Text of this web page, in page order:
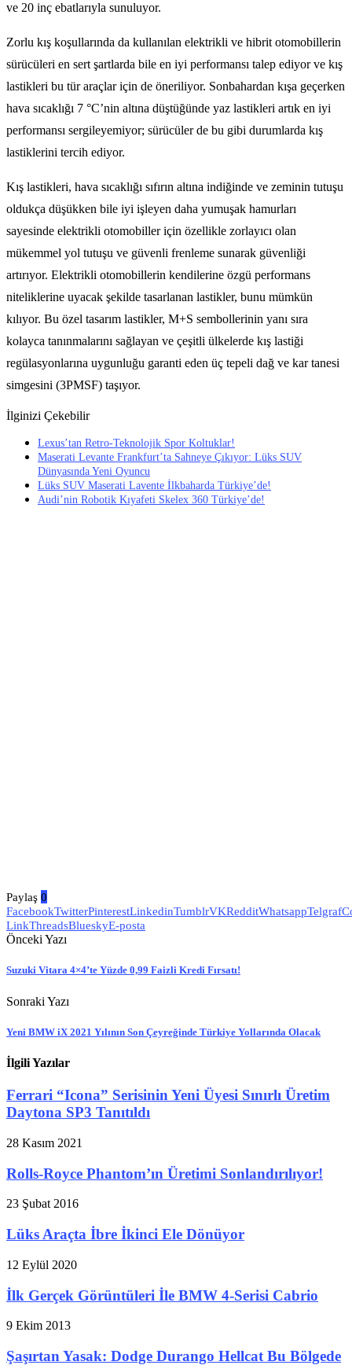
ve 20 inç ebatlarıyla sunuluyor.
Zorlu kış koşullarında da kullanılan elektrikli ve hibrit otomobillerin
sürücüleri en sert şartlarda bile en iyi performansı talep ediyor ve kış
lastikleri bu tür araçlar için de öneriliyor. Sonbahardan kışa geçerken
hava sıcaklığı 7 °C’nin altına düştüğünde yaz lastikleri artık en iyi
performansı sergileyemiyor; sürücüler de bu gibi durumlarda kış
lastiklerini tercih ediyor.
Kış lastikleri, hava sıcaklığı sıfırın altına indiğinde ve zeminin tutuşu
oldukça düşükken bile iyi işleyen daha yumuşak hamurları
sayesinde elektrikli otomobiller için özellikle zorlayıcı olan
mükemmel yol tutuşu ve güvenli frenleme sunarak güvenliği
artırıyor. Elektrikli otomobillerin kendilerine özgü performans
niteliklerine uyacak şekilde tasarlanan lastikler, bunu mümkün
kılıyor. Bu özel tasarım lastikler, M+S sembollerinin yanı sıra
kolayca tanınmalarını sağlayan ve çeşitli ülkelerde kış lastiği
regülasyonlarına uygunluğu garanti eden üç tepeli dağ ve kar tanesi
simgesini (3PMSF) taşıyor.
İlginizi Çekebilir
Lexus’tan Retro-Teknolojik Spor Koltuklar!
Maserati Levante Frankfurt’ta Sahneye Çıkıyor: Lüks SUV
Dünyasında Yeni Oyuncu
Lüks SUV Maserati Lavente İlkbaharda Türkiye’de!
Audi’nin Robotik Kıyafeti Skelex 360 Türkiye’de!
Paylaş 0
FacebookTwitterPinterestLinkedinTumblrVKRedditWhatsappTelgraf
LinkThreadsBlueskyE-posta
Önceki Yazı
Suzuki Vitara 4×4’te Yüzde 0,99 Faizli Kredi Fırsatı!
Sonraki Yazı
Yeni BMW iX 2021 Yılının Son Çeyreğinde Türkiye Yollarında Olacak
İlgili Yazılar
Ferrari “Icona” Serisinin Yeni Üyesi Sınırlı Üretim
Daytona SP3 Tanıtıldı
28 Kasım 2021
Rolls-Royce Phantom’ın Üretimi Sonlandırılıyor!
23 Şubat 2016
Lüks Araçta İbre İkinci Ele Dönüyor
12 Eylül 2020
İlk Gerçek Görüntüleri İle BMW 4-Serisi Cabrio
9 Ekim 2013
Şaşırtan Yasak: Dodge Durango Hellcat Bu Bölgede